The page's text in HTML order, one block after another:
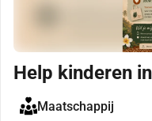
Help kinderen
Maatschappij